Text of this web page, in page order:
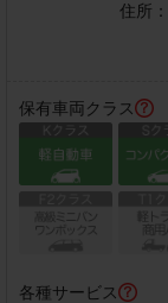
住所：
保有車両クラス
各種サービス